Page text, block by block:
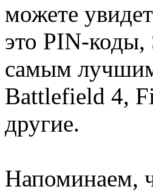
можете
это PIN-коды,
самым
Battlefield 4,
другие.
Напоминаем,